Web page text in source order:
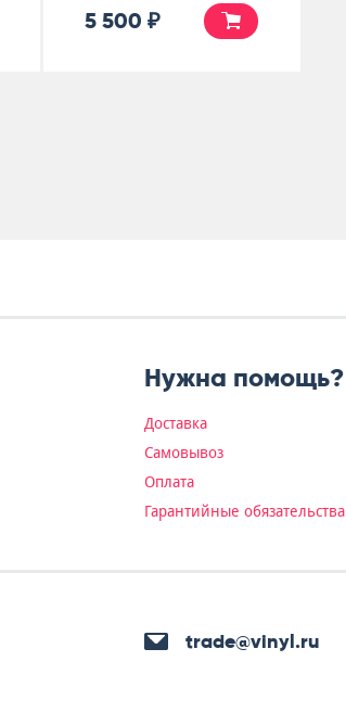
5 500 ₽
Нужна помощь?
Доставка
Самовывоз
Оплата
Гарантийные обязательства
trade@vinyl.ru